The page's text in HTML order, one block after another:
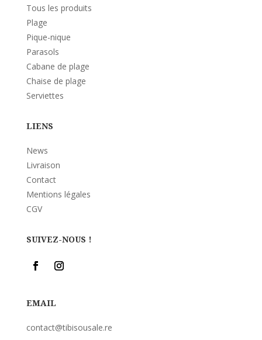
Tous les produits
Plage
Pique-nique
Parasols
Cabane de plage
Chaise de plage
Serviettes
LIENS
News
Livraison
Contact
Mentions légales
CGV
SUIVEZ-NOUS !
EMAIL
contact@tibisousale.re